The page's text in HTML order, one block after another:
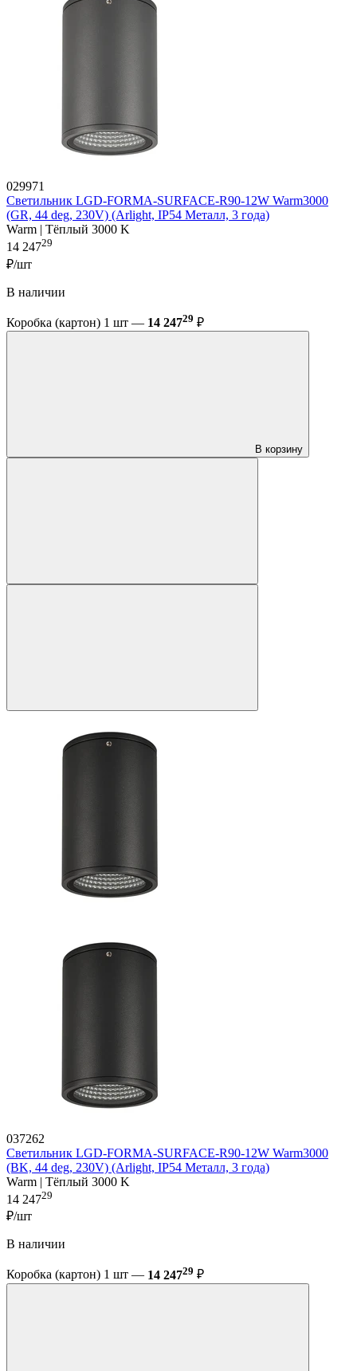
029971
Светильник LGD-FORMA-SURFACE-R90-12W Warm3000
(GR, 44 deg, 230V) (Arlight, IP54 Металл, 3 года)
Warm | Тёплый 3000 K
14 24729
₽/шт
В наличии
Коробка (картон) 1 шт — 14 24729 ₽
В корзину
037262
Светильник LGD-FORMA-SURFACE-R90-12W Warm3000
(BK, 44 deg, 230V) (Arlight, IP54 Металл, 3 года)
Warm | Тёплый 3000 K
14 24729
₽/шт
В наличии
Коробка (картон) 1 шт — 14 24729 ₽